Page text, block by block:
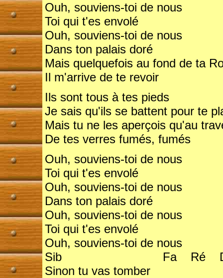
Ouh, souviens-toi de nous
Toi qui t'es envolé
Ouh, souviens-toi de nous
Dans ton palais doré
Mais quelquefois au fond de ta
Il m'arrive de te revoir
Ils sont tous à tes pieds
Je sais qu'ils se battent pour te
Mais tu ne les aperçois qu'au
De tes verres fumés, fumés
Ouh, souviens-toi de nous
Toi qui t'es envolé
Ouh, souviens-toi de nous
Dans ton palais doré
Ouh, souviens-toi de nous
Toi qui t'es envolé
Ouh, souviens-toi de nous
Sib Fa Ré Do
Sinon tu vas tomber